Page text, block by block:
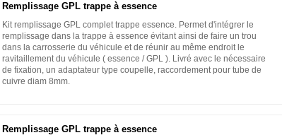
Remplissage GPL trappe à essence
Kit remplissage GPL complet trappe essence. Permet d'intégrer le
remplissage dans la trappe à essence évitant ainsi de faire un trou
dans la carrosserie du véhicule et de réunir au même endroit le
ravitaillement du véhicule ( essence / GPL ). Livré avec le nécessaire
de fixation, un adaptateur type coupelle, raccordement pour tube de
cuivre diam 8mm.
Remplissage GPL trappe à essence